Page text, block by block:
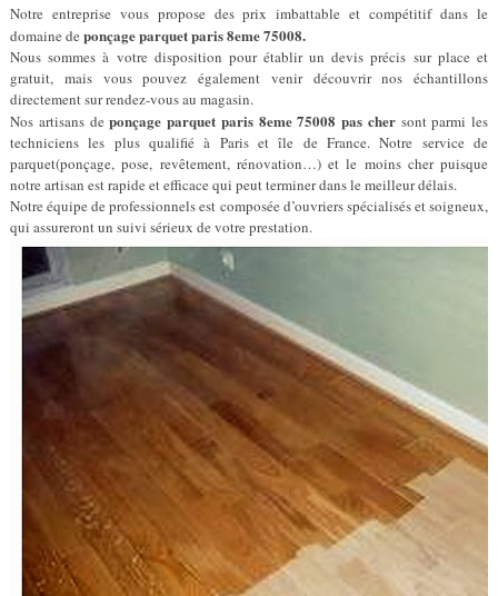
Notre entreprise vous propose des prix imbattable et compétitif dans le
domaine de ponçage parquet paris 8eme 75008.
Nous sommes à votre disposition pour établir un devis précis sur place et
gratuit, mais vous pouvez également venir découvrir nos échantillons
directement sur rendez-vous au magasin.
Nos artisans deponçage parquet paris 8eme 75008 pas cher sont parmi les
techniciens les plus qualifié à Paris et île de France. Notre service de
parquet(ponçage, pose, revêtement, rénovation…) et le moins cher puisque
notre artisan est rapide et efficace qui peut terminer dans le meilleur délais.
Notre équipe de professionnels est composée d’ouvriers spécialisés et soigneux,
qui assureront un suivi sérieux de votre prestation.